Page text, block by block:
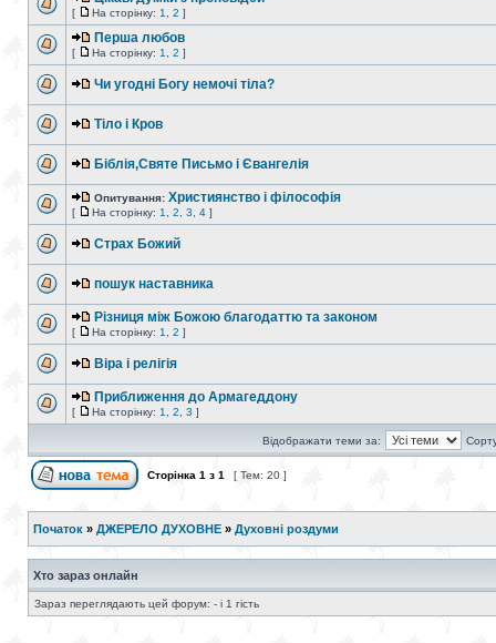
[ На сторінку: 1 2 ]
Перша любов
[ На сторінку: 1 2 ]
Чи угодні Богу немочі тіла?
Тіло і Кров
Біблія,Святе Письмо і Євангелія
Опитування: Християнство і філософія
[ На сторінку: 1 2 3 4 ]
Страх Божий
пошук наставника
Різниця між Божою благодаттю та законом
[ На сторінку: 1 2 ]
Віра і релігія
Приближення до Армагеддону
[ На сторінку: 1 2 3 ]
Відображати теми за:
Сторінка 1 з 1 [ Тем: 20 ]
Початок » ДЖЕРЕЛО ДУХОВНЕ » Духовні роздуми
Хто зараз онлайн
Зараз переглядають цей форум: - і 1 гість